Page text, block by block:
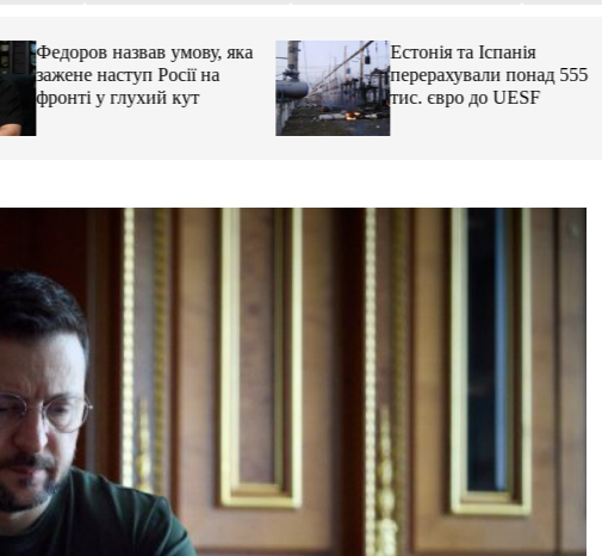
Федоров назвав умову, яка
зажене наступ Росії на
фронті у глухий кут
Естонія та Іспанія
перерахували понад 555
тис. євро до UESF